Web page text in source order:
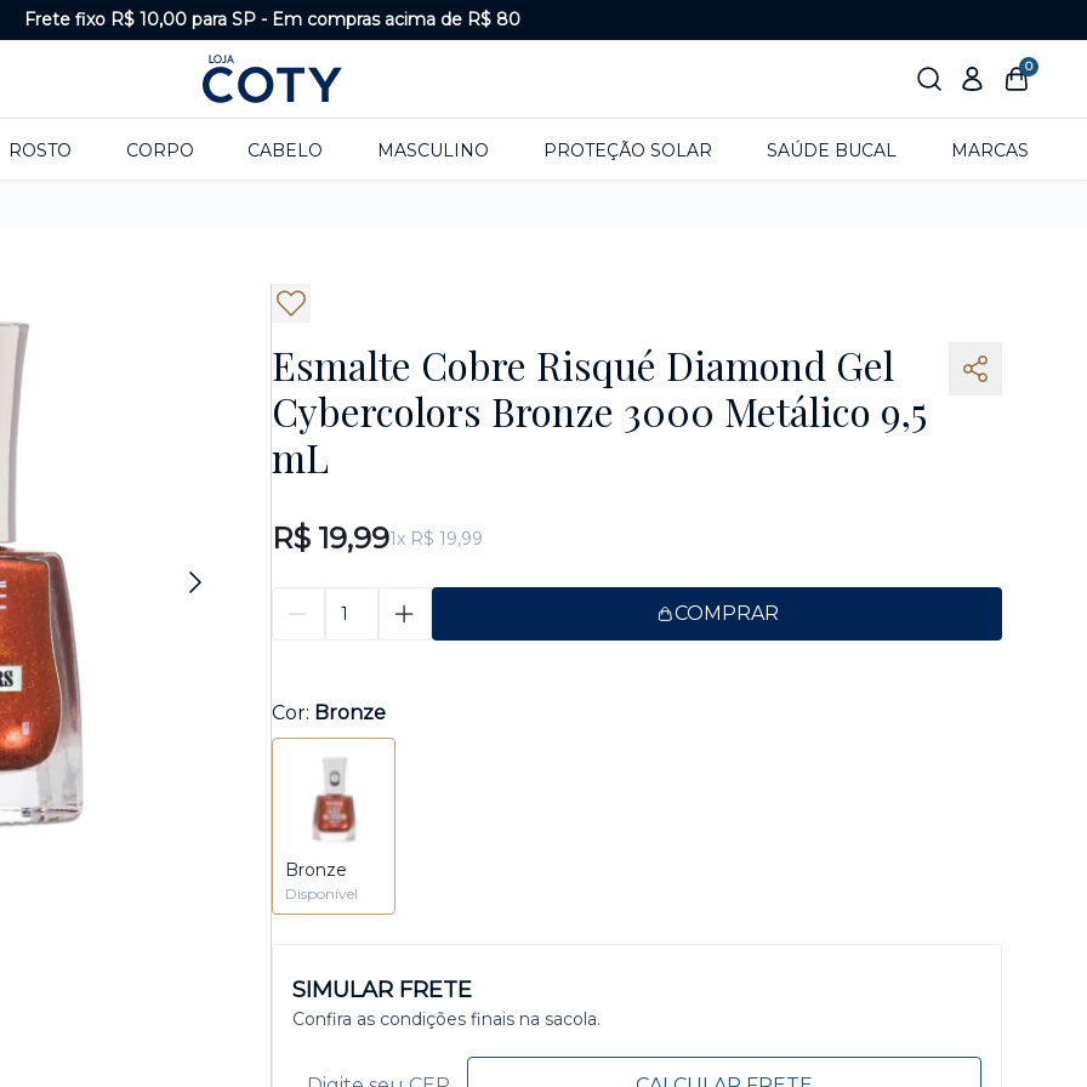
Frete fixo R$ 10,00 para SP - Em compras acima de R$ 80
0
ROSTO CORPO CABELO MASCULINO PROTEÇÃO SOLAR SAÚDE BUCAL MARCAS
Esmalte Cobre Risqué Diamond Gel
Cybercolors Bronze 3000 Metálico 9,5
mL
Cor: Bronze
Bronze
Disponível
R$ 19,991x R$ 19,99
COMPRAR
SIMULAR FRETE
Confira as condições finais na sacola.